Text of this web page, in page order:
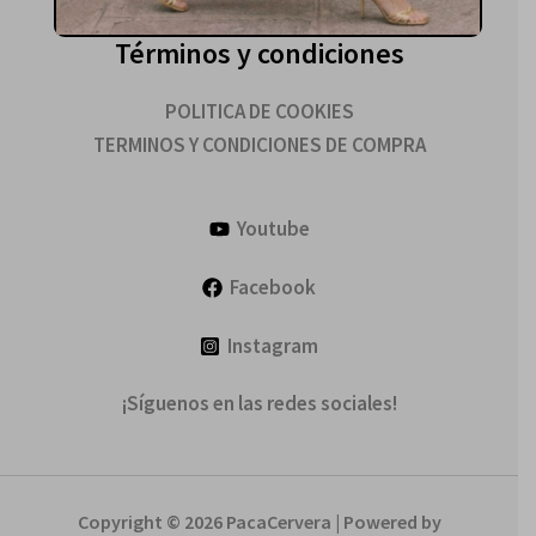
Términos y condiciones
POLITICA DE COOKIES
TERMINOS Y CONDICIONES DE COMPRA
Youtube
Facebook
Instagram
¡Síguenos en las redes sociales!
Copyright © 2026 PacaCervera | Powered by